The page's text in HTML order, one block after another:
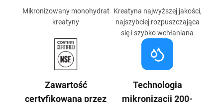
Mikronizowany monohydrat
kreatyny
Kreatyna najwyższej jakości,
najszybciej rozpuszczająca
się i szybko wchłaniana
Zawartość
certyfikowana przez
Technologia
mikronizacji 200-